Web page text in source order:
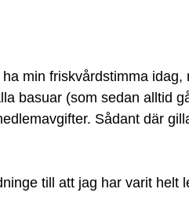
min friskvårdstimma
basuar (som sedan alltid
Sådant där
till att jag har varit helt